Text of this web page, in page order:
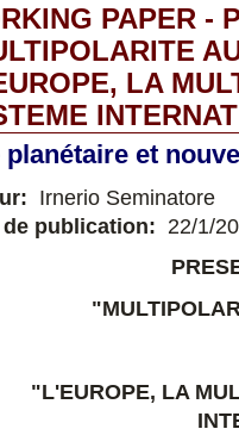
PAPER -
LA
planétaire et
Irnerio Seminatore
de publication: 22/1/
"L'EUROPE, LA